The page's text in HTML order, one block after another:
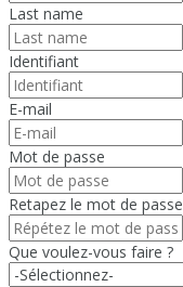
Last name
Identifiant
E-mail
Mot de passe
Retapez le mot de passe
Que voulez-vous faire ?